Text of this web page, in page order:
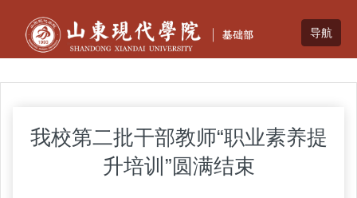
我校第二批干部教师“职业素养提
升培训”圆满结束